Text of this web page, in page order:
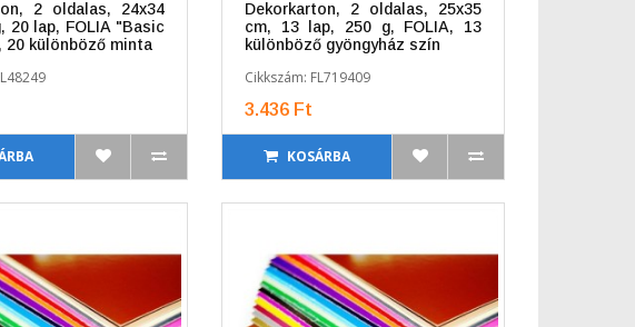
2 oldalas, 24x34
20 lap, FOLIA "Basic
20 különböző minta
Dekorkarton, 2 oldalas, 25x35
cm, 13 lap, 250 g, FOLIA, 13
különböző gyöngyház szín
Cikkszám: FL719409
3.436 Ft
KOSÁRBA